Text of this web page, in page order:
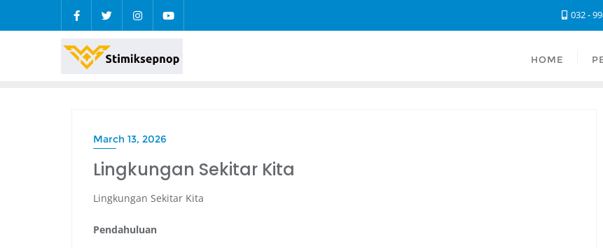
032 -
HOME
March 13, 2026
Lingkungan Sekitar Kita
Lingkungan Sekitar Kita
Pendahuluan